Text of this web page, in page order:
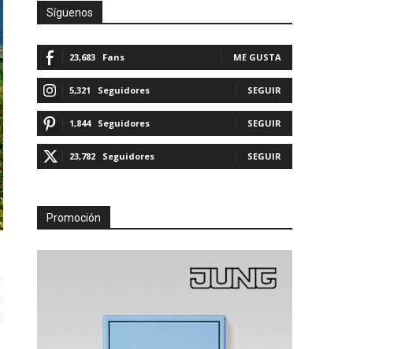
Síguenos
23,683 Fans ME GUSTA
5,321 Seguidores SEGUIR
1,844 Seguidores SEGUIR
23,782 Seguidores SEGUIR
Promoción